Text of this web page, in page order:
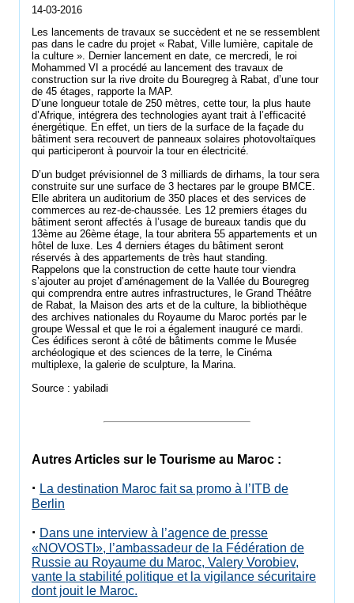
14-03-2016
Les lancements de travaux se succèdent et ne se ressemblent
pas dans le cadre du projet « Rabat, Ville lumière, capitale de
la culture ». Dernier lancement en date, ce mercredi, le roi
Mohammed VI a procédé au lancement des travaux de
construction sur la rive droite du Bouregreg à Rabat, d’une tour
de 45 étages, rapporte la MAP.
D’une longueur totale de 250 mètres, cette tour, la plus haute
d’Afrique, intégrera des technologies ayant trait à l’efficacité
énergétique. En effet, un tiers de la surface de la façade du
bâtiment sera recouvert de panneaux solaires photovoltaïques
qui participeront à pourvoir la tour en électricité.
D’un budget prévisionnel de 3 milliards de dirhams, la tour sera
construite sur une surface de 3 hectares par le groupe BMCE.
Elle abritera un auditorium de 350 places et des services de
commerces au rez-de-chaussée. Les 12 premiers étages du
bâtiment seront affectés à l’usage de bureaux tandis que du
13ème au 26ème étage, la tour abritera 55 appartements et un
hôtel de luxe. Les 4 derniers étages du bâtiment seront
réservés à des appartements de très haut standing.
Rappelons que la construction de cette haute tour viendra
s’ajouter au projet d’aménagement de la Vallée du Bouregreg
qui comprendra entre autres infrastructures, le Grand Théâtre
de Rabat, la Maison des arts et de la culture, la bibliothèque
des archives nationales du Royaume du Maroc portés par le
groupe Wessal et que le roi a également inauguré ce mardi.
Ces édifices seront à côté de bâtiments comme le Musée
archéologique et des sciences de la terre, le Cinéma
multiplexe, la galerie de sculpture, la Marina.
Source : yabiladi
Autres Articles sur le Tourisme au Maroc :
· La destination Maroc fait sa promo à l’ITB de
Berlin
· Dans une interview à l’agence de presse
«NOVOSTI», l’ambassadeur de la Fédération de
Russie au Royaume du Maroc, Valery Vorobiev,
vante la stabilité politique et la vigilance sécuritaire
dont jouit le Maroc.